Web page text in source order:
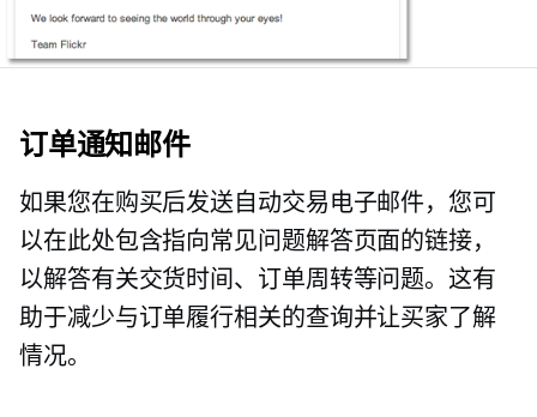
订单通知邮件
如果您在购买后发送自动交易电子邮件，您可
以在此处包含指向常见问题解答页面的链接，
以解答有关交货时间、订单周转等问题。这有
助于减少与订单履行相关的查询并让买家了解
情况。